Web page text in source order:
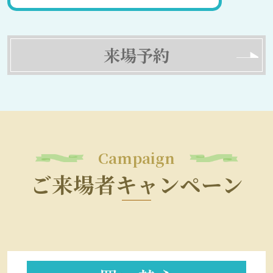
来場予約
Campaign
ご来場者キャンペーン